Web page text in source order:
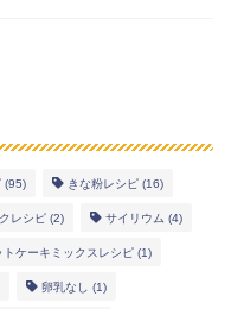
(95) きな粉レシピ (16)
レシピ (2) サイリウム (4)
トケーキミックスレシピ (1)
卵乳なし (1)